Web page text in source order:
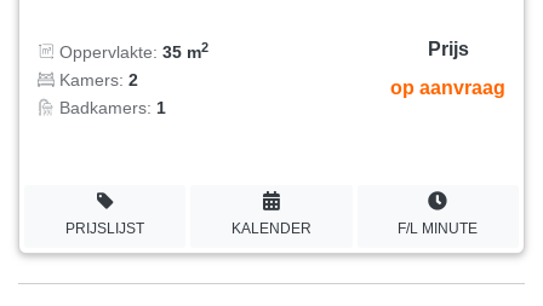
Oppervlakte: 35 m2
Kamers: 2
Badkamers: 1
Prijs
op aanvraag
PRIJSLIJST KALENDER F/L MINUTE